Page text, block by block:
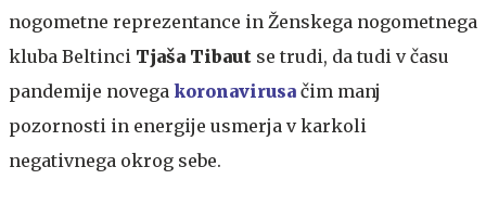
nogometne reprezentance in Ženskega nogometnega
kluba Beltinci Tjaša Tibaut se trudi, da tudi v času
pandemije novega koronavirusa čim manj
pozornosti in energije usmerja v karkoli
negativnega okrog sebe.